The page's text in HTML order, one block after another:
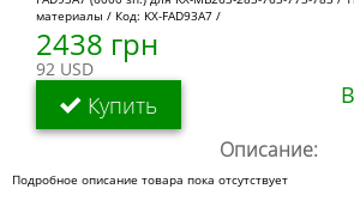
материалы / Код: KX-FAD93A7 /
2438 грн
92 USD
Купить
Описание:
Подробное описание товара пока отсутствует